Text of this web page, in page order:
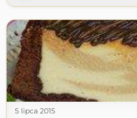
5 lipca 2015